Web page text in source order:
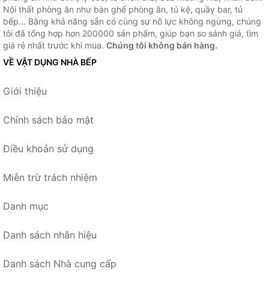
Nội thất phòng ăn như bàn ghế phòng ăn, tủ kệ, quầy bar, tủ
bếp... Bằng khả năng sẵn có cùng sự nỗ lực không ngừng, chúng
tôi đã tổng hợp hơn 200000 sản phẩm, giúp bạn so sánh giá, tìm
giá rẻ nhất trước khi mua. Chúng tôi không bán hàng.
VỀ VẬT DỤNG NHÀ BẾP
Giới thiệu
Chính sách bảo mật
Điều khoản sử dụng
Miễn trừ trách nhiệm
Danh mục
Danh sách nhãn hiệu
Danh sách Nhà cung cấp